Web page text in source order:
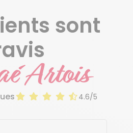
sont
Artois
4.6/5